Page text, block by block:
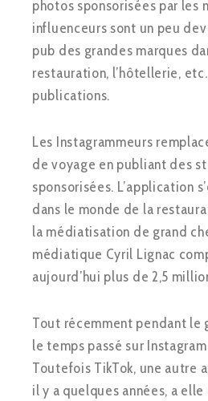
photos sponsorisées par les
influenceurs sont un peu
pub des grandes marques
restauration, l’hôtellerie,
publications.
Les Instagrammeurs
de voyage en publiant des
sponsorisées. L’application
dans le monde de la
la médiatisation de grand
médiatique Cyril Lignac
aujourd’hui plus de 2,5
Tout récemment pendant le
le temps passé sur
Toutefois TikTok, une autre
il y a quelques années, a